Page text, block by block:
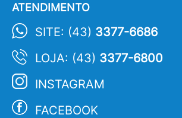
ATENDIMENTO
SITE: (43) 3377-6686
LOJA: (43) 3377-6800
INSTAGRAM
FACEBOOK